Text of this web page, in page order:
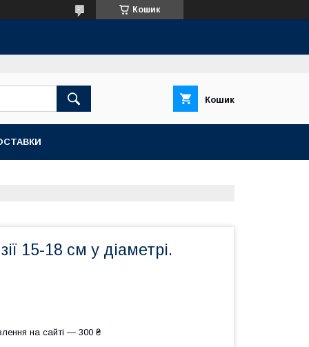
Кошик
Кошик
15-18 см у діаметрі.
на сайті — 300 ₴